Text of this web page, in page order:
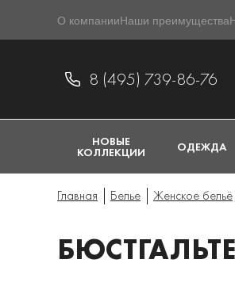
О компанииНаши преимущества
8 (495) 739-86-76
НОВЫЕ
КОЛЛЕКЦИИ ОДЕЖДА
Главная Белье Женское бельё